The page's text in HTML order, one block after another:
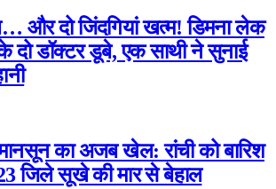
और दो जिंदगियां खत्म! डिमना लेक
डॉक्टर डूबे, एक साथी ने सुनाई
का अजब खेल: रांची को बारिश
जिले सूखे की मार से बेहाल